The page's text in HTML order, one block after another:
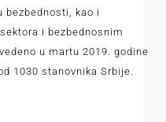
bezbednosti, kao i
i bezbednosnim
u martu 2019. godine
1030 stanovnika Srbije.